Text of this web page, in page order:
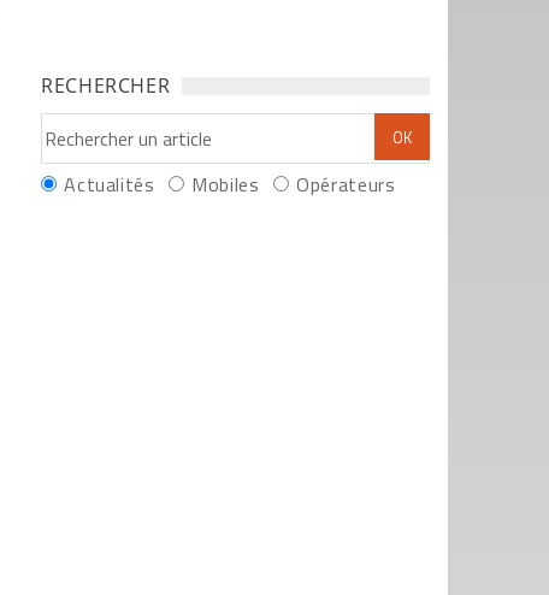
RECHERCHER
Actualités Mobiles Opérateurs